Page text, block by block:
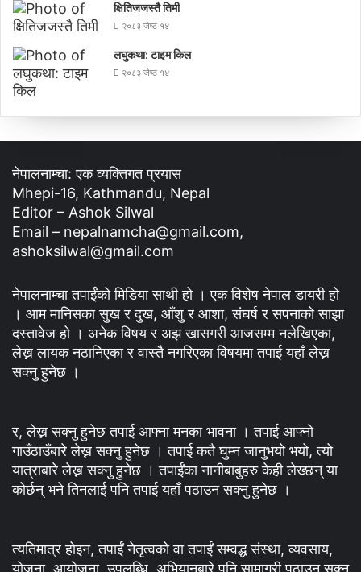
क्षितिजजस्तै तिमी
२०८३ जेष्ठ १४
लघुकथा: टाइम किल
२०८३ जेष्ठ १४
नेपालनाम्चा: एक व्यक्तिगत प्रयास
Mhepi-16, Kathmandu, Nepal
Editor – Ashok Silwal
Email – nepalnamcha@gmail.com,
ashoksilwal@gmail.com
नेपालनाम्चा तपाईंको मिडिया साथी हो । एक विशेष नेपाल डायरी हो
। आम मानिसका सुख र दुख, आँशु र आशा, संघर्ष र सपनाको साझा
दस्तावेज हो । अनेक विषय र अझ खासगरी आजसम्म नलेखिएका,
लेख्न लायक नठानिएका र वास्तै नगरिएका विषयमा तपाई यहाँ लेख्न
सक्नु हुनेछ ।
र, लेख्न सक्नु हुनेछ तपाई आफ्ना मनका भावना । तपाई आफ्नो
गाउँठाउँबारे लेख्न सक्नु हुनेछ । तपाई कतै घुम्न जानुभयो भयो, त्यो
यात्राबारे लेख्न सक्नु हुनेछ । तपाईंका नानीबाबुहरु केही लेख्छन् या
कोर्छन् भने तिनलाई पनि तपाई यहाँ पठाउन सक्नु हुनेछ ।
त्यतिमात्र होइन, तपाईं नेतृत्वको वा तपाईं सम्वद्ध संस्था, व्यवसाय,